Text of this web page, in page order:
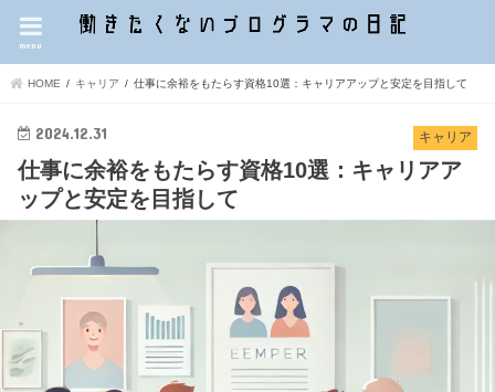
menu
HOME キャリア 仕事に余裕をもたらす資格10選：キャリアアップと安定を目指して
キャリア
2024.12.31
仕事に余裕をもたらす資格10選：キャリアア
ップと安定を目指して